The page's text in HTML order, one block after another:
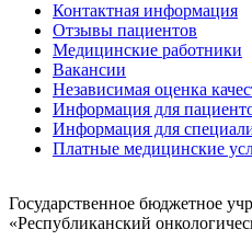
Контактная информация
Отзывы пациентов
Медицинские работники
Вакансии
Независимая оценка
Информация для
Информация для
Платные медицинские
Государственное бюджетное
«Республиканский